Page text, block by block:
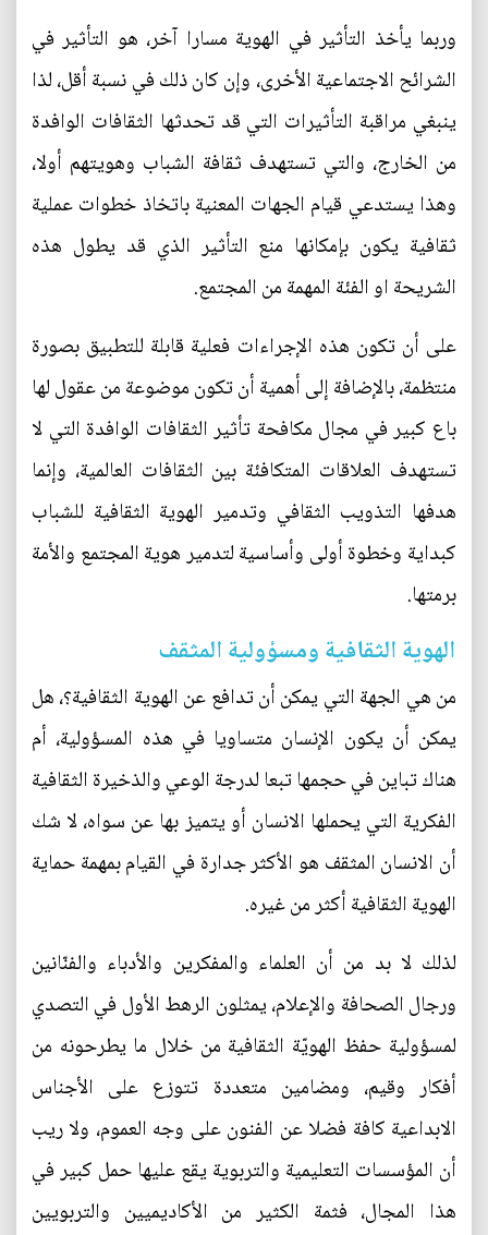
وربما يأخذ التأثير في الهوية مسارا آخر، هو التأثير في
الشرائح الاجتماعية الأخرى، وإن كان ذلك في نسبة أقل، لذا
ينبغي مراقبة التأثيرات التي قد تحدثها الثقافات الوافدة
من الخارج، والتي تستهدف ثقافة الشباب وهويتهم أولا،
وهذا يستدعي قيام الجهات المعنية باتخاذ خطوات عملية
ثقافية يكون بإمكانها منع التأثير الذي قد يطول هذه
الشريحة او الفئة المهمة من المجتمع.
على أن تكون هذه الإجراءات فعلية قابلة للتطبيق بصورة
منتظمة، بالإضافة إلى أهمية أن تكون موضوعة من عقول لها
باع كبير في مجال مكافحة تأثير الثقافات الوافدة التي لا
تستهدف العلاقات المتكافئة بين الثقافات العالمية، وإنما
هدفها التذويب الثقافي وتدمير الهوية الثقافية للشباب
كبداية وخطوة أولى وأساسية لتدمير هوية المجتمع والأمة
برمتها.
الهوية الثقافية ومسؤولية المثقف
من هي الجهة التي يمكن أن تدافع عن الهوية الثقافية؟، هل
يمكن أن يكون الإنسان متساويا في هذه المسؤولية، أم
هناك تباين في حجمها تبعا لدرجة الوعي والذخيرة الثقافية
الفكرية التي يحملها الانسان أو يتميز بها عن سواه، لا شك
أن الانسان المثقف هو الأكثر جدارة في القيام بمهمة حماية
الهوية الثقافية أكثر من غيره.
لذلك لا بد من أن العلماء والمفكرين والأدباء والفنّانين
ورجال الصحافة والإعلام، يمثلون الرهط الأول في التصدي
لمسؤولية حفظ الهويّة الثقافية من خلال ما يطرحونه من
أفكار وقيم، ومضامين متعددة تتوزع على الأجناس
الابداعية كافة فضلا عن الفنون على وجه العموم، ولا ريب
أن المؤسسات التعليمية والتربوية يقع عليها حمل كبير في
هذا المجال، فثمة الكثير من الأكاديميين والتربويين